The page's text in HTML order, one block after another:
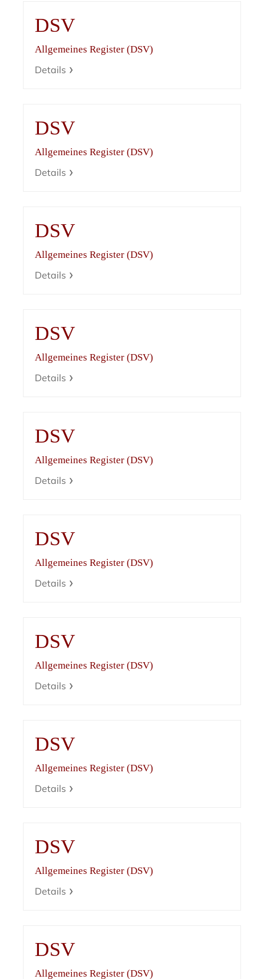
DSV
Allgemeines Register (DSV)
Details
DSV
Allgemeines Register (DSV)
Details
DSV
Allgemeines Register (DSV)
Details
DSV
Allgemeines Register (DSV)
Details
DSV
Allgemeines Register (DSV)
Details
DSV
Allgemeines Register (DSV)
Details
DSV
Allgemeines Register (DSV)
Details
DSV
Allgemeines Register (DSV)
Details
DSV
Allgemeines Register (DSV)
Details
DSV
Allgemeines Register (DSV)